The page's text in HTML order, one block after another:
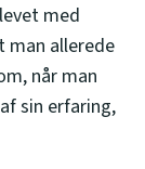
med
man allerede
når man
sin erfaring,